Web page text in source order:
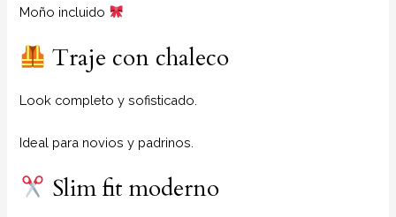
Moño incluido
Traje con chaleco
Look completo y sofisticado.
Ideal para novios y padrinos.
Slim fit moderno